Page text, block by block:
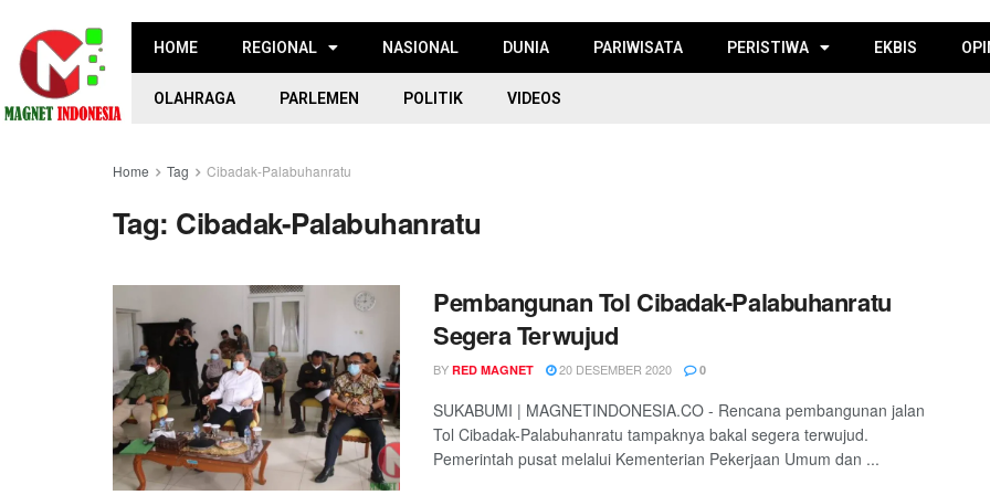
HOME REGIONAL NASIONAL DUNIA PARIWISATA PERISTIWA EKBIS
OLAHRAGA PARLEMEN POLITIK VIDEOS
Home Tag Cibadak-Palabuhanratu
Tag: Cibadak-Palabuhanratu
Pembangunan Tol Cibadak-Palabuhanratu
Segera Terwujud
BY RED MAGNET 20 DESEMBER 2020 0
SUKABUMI | MAGNETINDONESIA.CO - Rencana pembangunan jalan
Tol Cibadak-Palabuhanratu tampaknya bakal segera terwujud.
Pemerintah pusat melalui Kementerian Pekerjaan Umum dan ...